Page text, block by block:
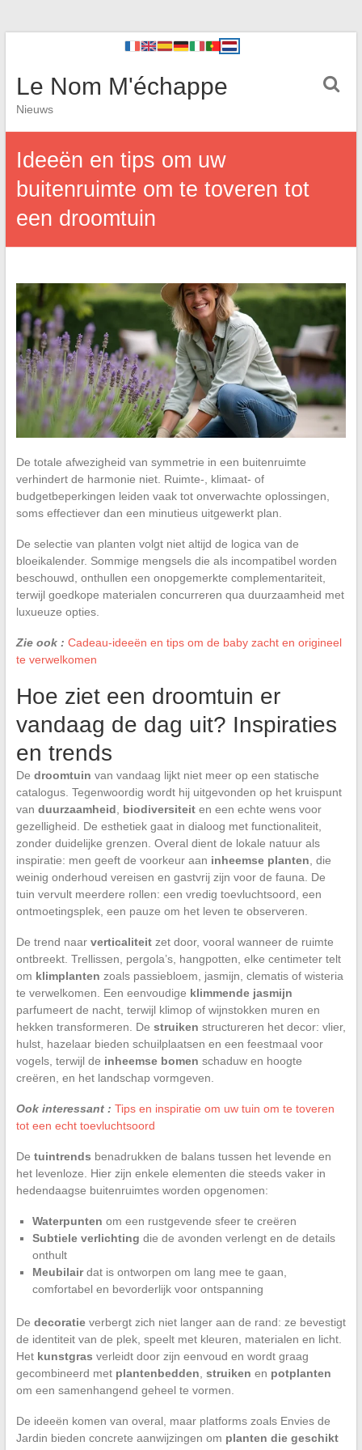
Le Nom M'échappe
Nieuws
Ideeën en tips om uw
buitenruimte om te toveren tot
een droomtuin
De totale afwezigheid van symmetrie in een buitenruimte
verhindert de harmonie niet. Ruimte-, klimaat- of
budgetbeperkingen leiden vaak tot onverwachte oplossingen,
soms effectiever dan een minutieus uitgewerkt plan.
De selectie van planten volgt niet altijd de logica van de
bloeikalender. Sommige mengsels die als incompatibel worden
beschouwd, onthullen een onopgemerkte complementariteit,
terwijl goedkope materialen concurreren qua duurzaamheid met
luxueuze opties.
Zie ook : Cadeau-ideeën en tips om de baby zacht en origineel
te verwelkomen
Hoe ziet een droomtuin er
vandaag de dag uit? Inspiraties
en trends
De droomtuin van vandaag lijkt niet meer op een statische
catalogus. Tegenwoordig wordt hij uitgevonden op het kruispunt
van duurzaamheid biodiversiteiten een echte wens voor
gezelligheid. De esthetiek gaat in dialoog met functionaliteit,
zonder duidelijke grenzen. Overal dient de lokale natuur als
inspiratie: men geeft de voorkeur aan inheemse planten , die
weinig onderhoud vereisen en gastvrij zijn voor de fauna. De
tuin vervult meerdere rollen: een vredig toevluchtsoord, een
ontmoetingsplek, een pauze om het leven te observeren.
De trend naar verticaliteitzet door, vooral wanneer de ruimte
ontbreekt. Trellissen, pergola’s, hangpotten, elke centimeter telt
om klimplanten zoals passiebloem, jasmijn, clematis of wisteria
te verwelkomen. Een eenvoudige klimmende jasmijn
parfumeert de nacht, terwijl klimop of wijnstokken muren en
hekken transformeren. De struiken structureren het decor: vlier,
hulst, hazelaar bieden schuilplaatsen en een feestmaal voor
vogels, terwijl de inheemse bomen schaduw en hoogte
creëren, en het landschap vormgeven.
Ook interessant : Tips en inspiratie om uw tuin om te toveren
tot een echt toevluchtsoord
De tuintrends benadrukken de balans tussen het levende en
het levenloze. Hier zijn enkele elementen die steeds vaker in
hedendaagse buitenruimtes worden opgenomen:
Waterpunten om een rustgevende sfeer te creëren
Subtiele verlichting die de avonden verlengt en de details
onthult
Meubilairdat is ontworpen om lang mee te gaan,
comfortabel en bevorderlijk voor ontspanning
De decoratieverbergt zich niet langer aan de rand: ze bevestigt
de identiteit van de plek, speelt met kleuren, materialen en licht.
Het kunstgras verleidt door zijn eenvoud en wordt graag
gecombineerd met plantenbedden struiken en potplanten
om een samenhangend geheel te vormen.
De ideeën komen van overal, maar platforms zoals Envies de
Jardin bieden concrete aanwijzingen om planten die geschikt